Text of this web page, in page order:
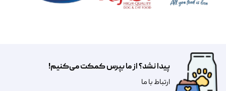
پیدا نشد؟ از ما بپرس کمکت می‌کنیم!
​​​ارتباط با ما